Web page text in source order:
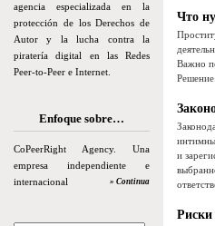
agencia especializada en la
protección de los Derechos de
Autor y la lucha contra la
piratería digital en las Redes
Peer-to-Peer e Internet.
Enfoque sobre…
CoPeerRight Agency. Una
empresa independiente e
internacional
» Continua
Что
Важно
и
Риски